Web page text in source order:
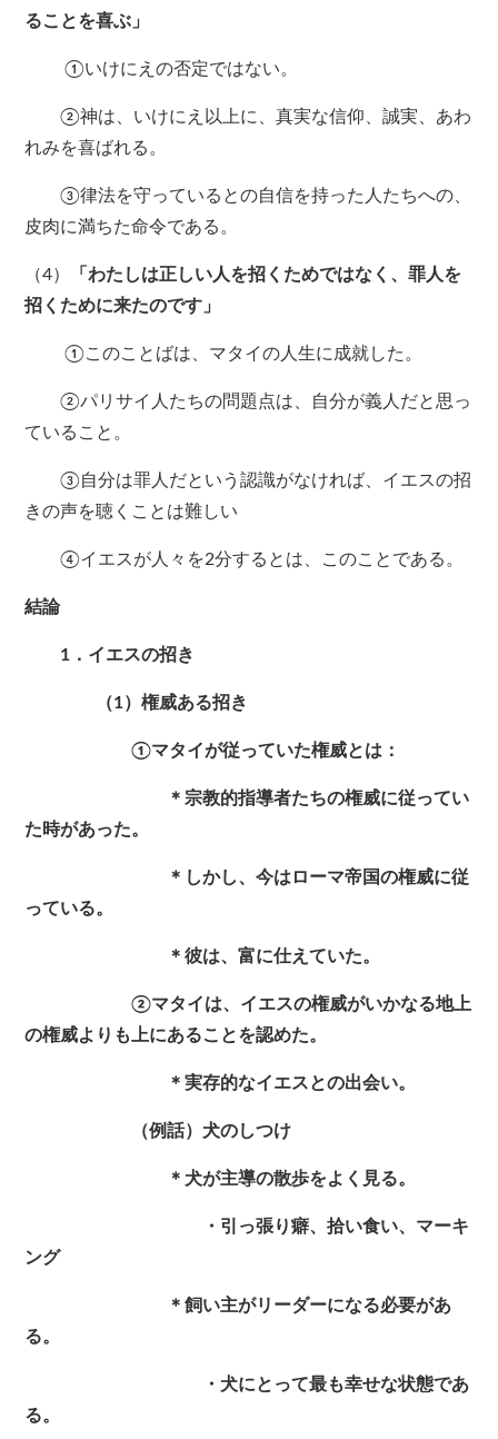
ることを喜ぶ」
①いけにえの否定ではない。
②神は、いけにえ以上に、真実な信仰、誠実、あわ
れみを喜ばれる。
③律法を守っているとの自信を持った人たちへの、
皮肉に満ちた命令である。
（4）
「わたしは正しい人を招くためではなく、罪人を
招くために来たのです」
①このことばは、マタイの人生に成就した。
②パリサイ人たちの問題点は、自分が義人だと思っ
ていること。
③自分は罪人だという認識がなければ、イエスの招
きの声を聴くことは難しい
④イエスが人々を2分するとは、このことである。
結論
1．イエスの招き
（1）権威ある招き
①マタイが従っていた権威とは：
＊宗教的指導者たちの権威に従ってい
た時があった。
＊しかし、今はローマ帝国の権威に従
っている。
＊彼は、富に仕えていた。
②マタイは、イエスの権威がいかなる地上
の権威よりも上にあることを認めた。
＊実存的なイエスとの出会い。
（例話）犬のしつけ
＊犬が主導の散歩をよく見る。
・引っ張り癖、拾い食い、マーキ
ング
＊飼い主がリーダーになる必要があ
る。
・犬にとって最も幸せな状態であ
る。